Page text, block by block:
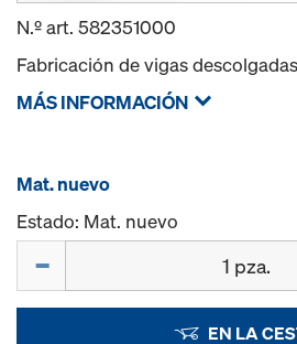
N.º art. 582351000
Fabricación de vigas
MÁS INFORMACIÓN
Mat. nuevo
Estado: Mat. nuevo
EN LA